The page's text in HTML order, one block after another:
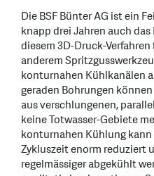
Die BSF Bünter AG ist ein
knapp drei Jahren auch
diesem 3D-Druck-
anderem
konturnahen Kühlkanälen
geraden Bohrungen
aus verschlungenen,
keine Totwasser-Gebiete
konturnahen Kühlung
Zykluszeit enorm reduziert
regelmässiger abgekühlt